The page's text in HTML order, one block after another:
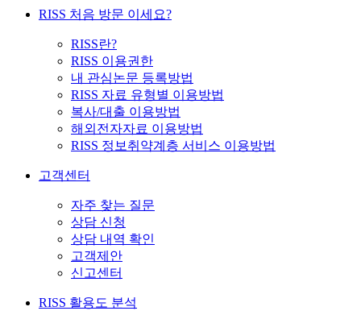
RISS 처음 방문 이세요?
RISS란?
RISS 이용권한
내 관심논문 등록방법
RISS 자료 유형별 이용방법
복사/대출 이용방법
해외전자자료 이용방법
RISS 정보취약계층 서비스 이용방법
고객센터
자주 찾는 질문
상담 신청
상담 내역 확인
고객제안
신고센터
RISS 활용도 분석